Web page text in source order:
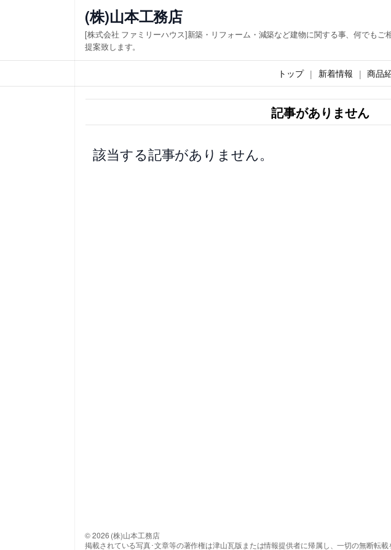
ス
キ
(株)山本工務店
[株式会社 ファミリーハウス]新築・リフォーム・減築など建物に関する事、何でも
提案致します。
トップ 新着情報 商品
記事がありません
該当する記事がありません。
© 2026 (株)山本工務店
掲載されている写真･文章等の著作権は津山瓦版または情報提供者に帰属し、一切の無断転載